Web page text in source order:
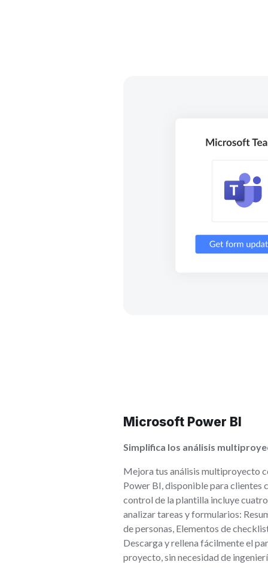
Microsoft Power BI
Simplifica los análisis
Mejora tus análisis multiproyecto
Power BI, disponible para clientes
control de la plantilla incluye
analizar tareas y formularios:
de personas, Elementos de
Descarga y rellena fácilmente el
proyecto, sin necesidad de